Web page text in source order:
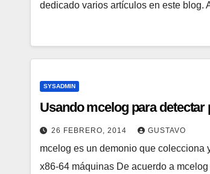
dedicado varios artículos en este blog.
SYSADMIN
Usando mcelog para
26 FEBRERO, 2014 GUSTAVO
mcelog es un demonio que colecciona
x86-64 máquinas De acuerdo a